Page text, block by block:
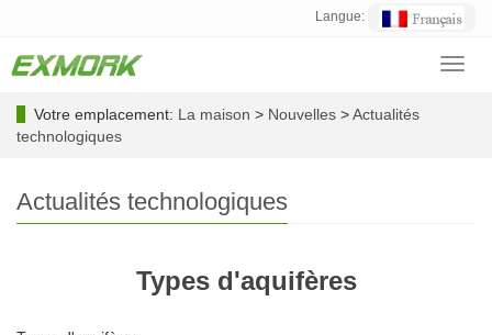
Langue:
Votre emplacement: La maison > Nouvelles >Actualités
technologiques
Actualités technologiques
Types d'aquifères